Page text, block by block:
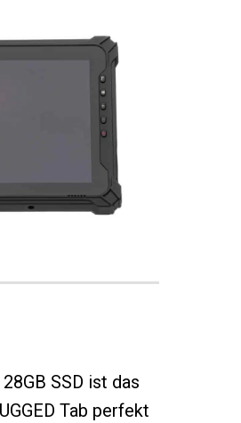
SSD ist das
Tab perfekt